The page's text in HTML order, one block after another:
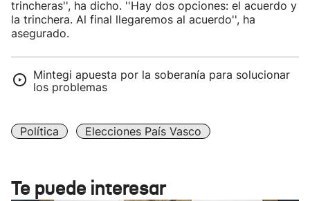
trincheras'', ha dicho. ''Hay dos opciones: el acuerdo y
la trinchera. Al final llegaremos al acuerdo'', ha
asegurado.
Mintegi apuesta por la soberanía para solucionar
los problemas
Política Elecciones País Vasco
Te puede interesar